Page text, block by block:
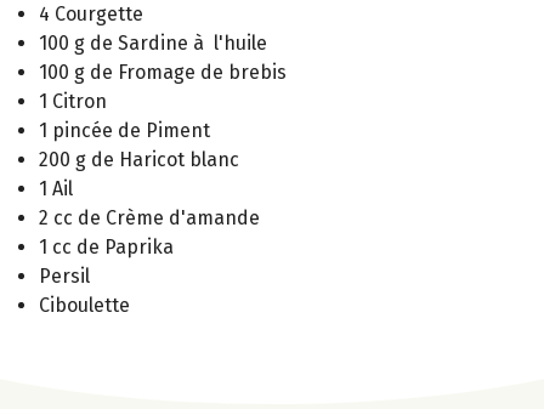
4 Courgette
100 g de Sardine à l'huile
100 g de Fromage de brebis
1 Citron
1 pincée de Piment
200 g de Haricot blanc
1 Ail
2 cc de Crème d'amande
1 cc de Paprika
Persil
Ciboulette